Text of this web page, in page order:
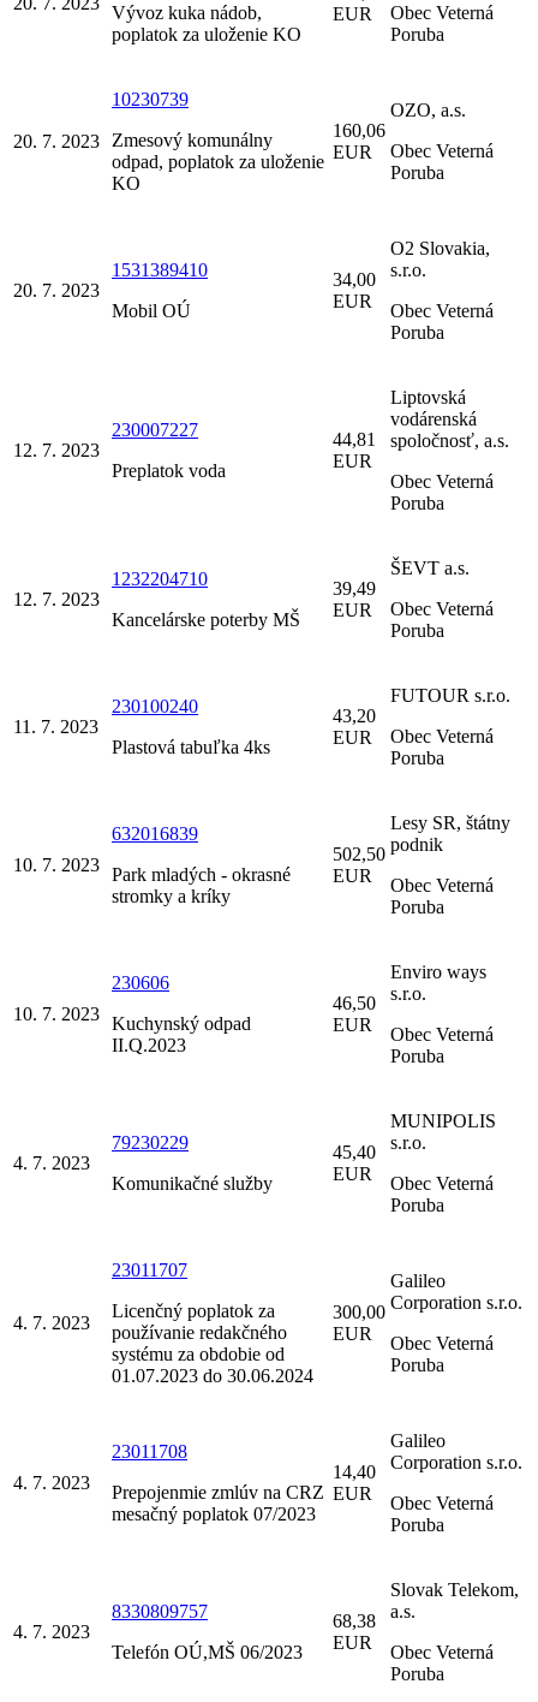
Vývoz kuka nádob,
poplatok za uloženie KO
EUR
Obec Veterná
Poruba
20. 7. 2023
10230739
Zmesový komunálny
odpad, poplatok za uloženie
KO
160,06
EUR
OZO, a.s.
Obec Veterná
Poruba
20. 7. 2023
1531389410
Mobil OÚ
34,00
EUR
O2 Slovakia,
s.r.o.
Obec Veterná
Poruba
12. 7. 2023
230007227
Preplatok voda
44,81
EUR
Liptovská
vodárenská
spoločnosť, a.s.
Obec Veterná
Poruba
12. 7. 2023
1232204710
Kancelárske poterby MŠ
39,49
EUR
ŠEVT a.s.
Obec Veterná
Poruba
11. 7. 2023
230100240
Plastová tabuľka 4ks
43,20
EUR
FUTOUR s.r.o.
Obec Veterná
Poruba
10. 7. 2023
632016839
Park mladých - okrasné
stromky a kríky
502,50
EUR
Lesy SR, štátny
podnik
Obec Veterná
Poruba
10. 7. 2023
230606
Kuchynský odpad
II.Q.2023
46,50
EUR
Enviro ways
s.r.o.
Obec Veterná
Poruba
4. 7. 2023
79230229
Komunikačné služby
45,40
EUR
MUNIPOLIS
s.r.o.
Obec Veterná
Poruba
4. 7. 2023
23011707
Licenčný poplatok za
používanie redakčného
systému za obdobie od
01.07.2023 do 30.06.2024
300,00
EUR
Galileo
Corporation s.r.o.
Obec Veterná
Poruba
4. 7. 2023
23011708
Prepojenmie zmlúv na CRZ
mesačný poplatok 07/2023
14,40
EUR
Galileo
Corporation s.r.o.
Obec Veterná
Poruba
4. 7. 2023
8330809757
Telefón OÚ,MŠ 06/2023
68,38
EUR
Slovak Telekom,
a.s.
Obec Veterná
Poruba